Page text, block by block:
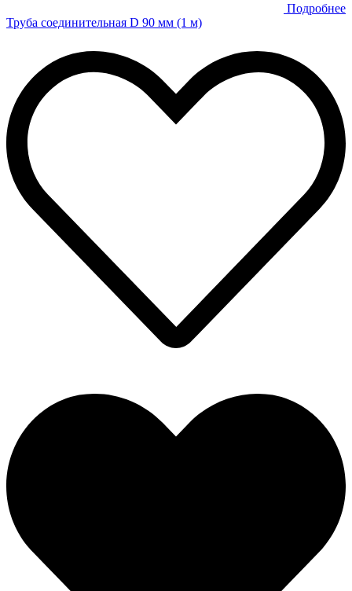
Подробнее
Труба соединительная D 90 мм (1 м)